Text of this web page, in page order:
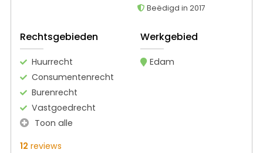
Beëdigd in 2017
Rechtsgebieden
Huurrecht
Consumentenrecht
Burenrecht
Vastgoedrecht
Toon alle
Werkgebied
Edam
12 reviews